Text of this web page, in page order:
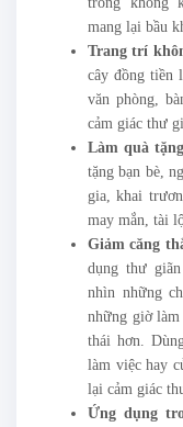
mang lại bầu
Trang trí
cây đồng tiền
văn phòng,
cảm giác thư
Làm quà
tặng bạn bè,
gia, khai
may mắn, tài
Giảm căng
dụng thư
nhìn những
những giờ làm
thái hơn.
làm việc hay
lại cảm giác
Ứng dụng